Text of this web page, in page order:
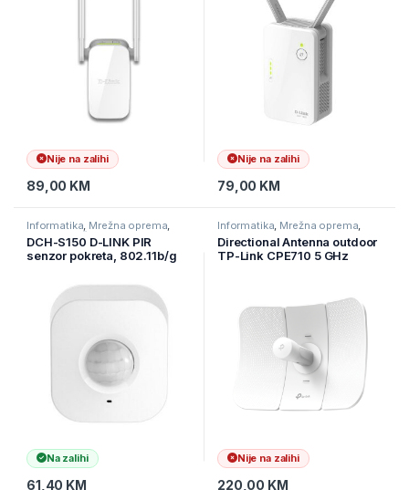
Nije na zalihi
89,00 KM
Nije na zalihi
79,00 KM
Informatika Mrežna oprema
Ostala mrežna oprema
DCH-S150 D-LINK PIR
senzor pokreta, 802.11b/g
Na zalihi
61,40 KM
Informatika Mrežna oprema
Directional Antenna outdoor
TP-Link CPE710 5 GHz
Nije na zalihi
220,00 KM